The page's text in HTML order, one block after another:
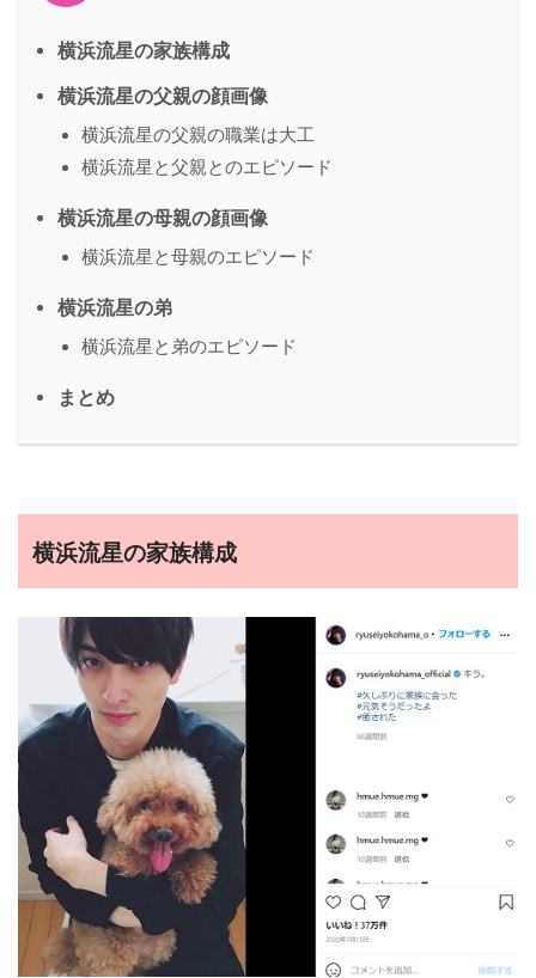
横浜流星の家族構成
横浜流星の父親の顔画像
横浜流星の父親の職業は大工
横浜流星と父親とのエピソード
横浜流星の母親の顔画像
横浜流星と母親のエピソード
横浜流星の弟
横浜流星と弟のエピソード
まとめ
横浜流星の家族構成